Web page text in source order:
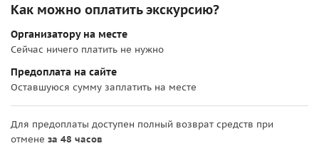
Как можно оплатить экскурсию?
Организатору на месте
Сейчас ничего платить не нужно
Предоплата на сайте
Оставшуюся сумму заплатить на месте
Для предоплаты доступен полный возврат средств при
отмене за 48 часов